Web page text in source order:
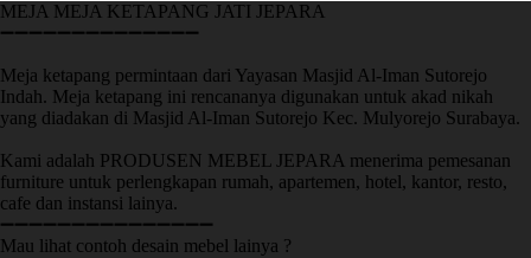
MEJA MEJA KETAPANG JATI JEPARA
➖➖➖➖➖➖➖➖➖➖➖➖➖➖
Meja ketapang permintaan dari Yayasan Masjid Al-Iman Sutorejo
Indah. Meja ketapang ini rencananya digunakan untuk akad nikah
yang diadakan di Masjid Al-Iman Sutorejo Kec. Mulyorejo Surabaya.
Kami adalah PRODUSEN MEBEL JEPARA menerima pemesanan
furniture untuk perlengkapan rumah, apartemen, hotel, kantor, resto,
cafe dan instansi lainya.
➖➖➖➖➖➖➖➖➖➖➖➖➖➖➖
Mau lihat contoh desain mebel lainya ?